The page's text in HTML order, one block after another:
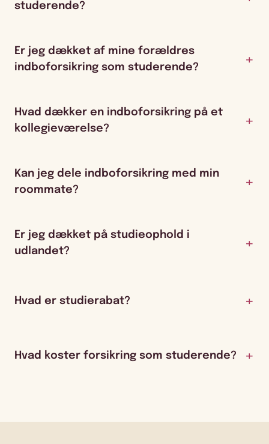
studerende?
Er jeg dækket af mine forældres
indboforsikring som studerende?
Hvad dækker en indboforsikring på et
kollegieværelse?
Kan jeg dele indboforsikring med min
roommate?
Er jeg dækket på studieophold i
udlandet?
Hvad er studierabat?
Hvad koster forsikring som studerende?